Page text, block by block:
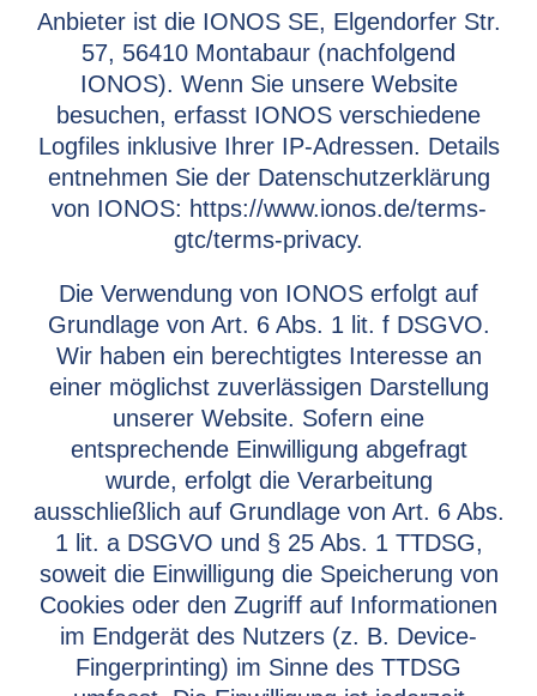
Anbieter ist die IONOS SE, Elgendorfer Str.
57, 56410 Montabaur (nachfolgend
IONOS). Wenn Sie unsere Website
besuchen, erfasst IONOS verschiedene
Logfiles inklusive Ihrer IP-Adressen. Details
entnehmen Sie der Datenschutzerklärung
von IONOS: https://www.ionos.de/terms-
gtc/terms-privacy.
Die Verwendung von IONOS erfolgt auf
Grundlage von Art. 6 Abs. 1 lit. f DSGVO.
Wir haben ein berechtigtes Interesse an
einer möglichst zuverlässigen Darstellung
unserer Website. Sofern eine
entsprechende Einwilligung abgefragt
wurde, erfolgt die Verarbeitung
ausschließlich auf Grundlage von Art. 6 Abs.
1 lit. a DSGVO und § 25 Abs. 1 TTDSG,
soweit die Einwilligung die Speicherung von
Cookies oder den Zugriff auf Informationen
im Endgerät des Nutzers (z. B. Device-
Fingerprinting) im Sinne des TTDSG